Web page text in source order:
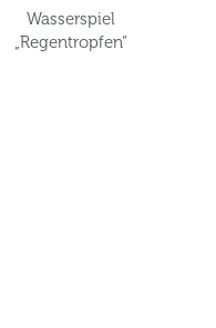
Wasserspiel
„Regentropfen“